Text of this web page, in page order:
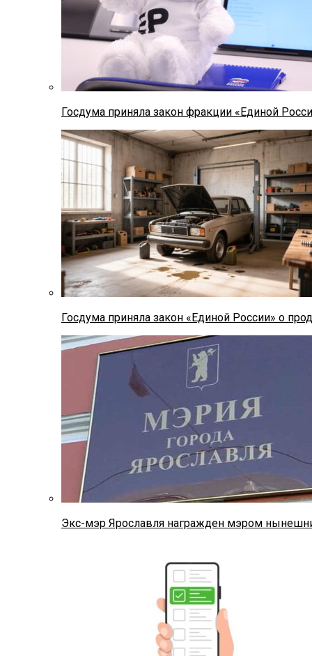
Госдума приняла закон фракции «Единой
Госдума приняла закон «Единой России» о
Экс-мэр Ярославля награжден мэром